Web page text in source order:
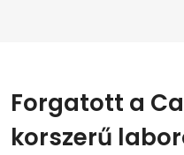
Forgatott a
korszerű